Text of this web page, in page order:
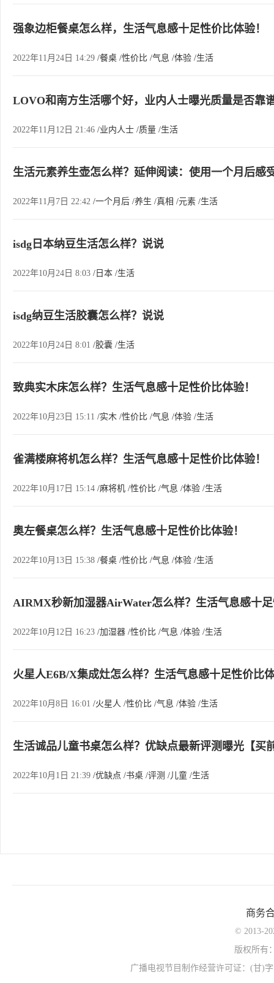
强象边柜餐桌怎么样，生活气息感十足性价比体验！
2022年11月24日 14:29 /餐桌 /性价比 /气息 /体验 /生活
LOVO和南方生活哪个好，业内人士曝光质量是否靠
2022年11月12日 21:46 /业内人士 /质量 /生活
生活元素养生壶怎么样？延伸阅读：使用一个月后感
2022年11月7日 22:42 /一个月后 /养生 /真相 /元素 /生活
isdg日本纳豆生活怎么样？说说
2022年10月24日 8:03 /日本 /生活
isdg纳豆生活胶囊怎么样？说说
2022年10月24日 8:01 /胶囊 /生活
致典实木床怎么样？生活气息感十足性价比体验！
2022年10月23日 15:11 /实木 /性价比 /气息 /体验 /生活
雀满楼麻将机怎么样？生活气息感十足性价比体验！
2022年10月17日 15:14 /麻将机 /性价比 /气息 /体验 /生活
奥左餐桌怎么样？生活气息感十足性价比体验！
2022年10月13日 15:38 /餐桌 /性价比 /气息 /体验 /生活
AIRMX秒新加湿器AirWater怎么样？生活气息感十
2022年10月12日 16:23 /加湿器 /性价比 /气息 /体验 /生活
火星人E6B/X集成灶怎么样？生活气息感十足性价比
2022年10月8日 16:01 /火星人 /性价比 /气息 /体验 /生活
生活诚品儿童书桌怎么样？优缺点最新评测曝光【买
2022年10月1日 21:39 /优缺点 /书桌 /评测 /儿童 /生活
商务
© 2013-
版权所有
广播电视节目制作经营许可证：(甘)